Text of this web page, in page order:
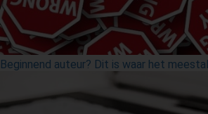
Beginnend auteur? Dit is waar het